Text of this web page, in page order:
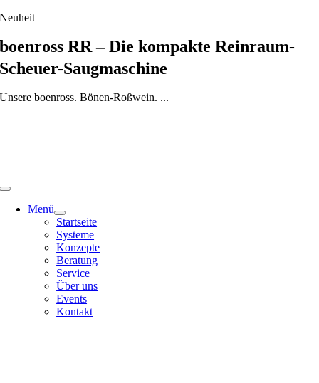
Skip
content
Menü
Startseite
Systeme
Konzepte
Beratung
Service
Über uns
Events
Kontakt
Neuheit
boenross RR – Die kompakte Reinraum-
Scheuer-Saugmaschine
Unsere boenross. Bönen-Roßwein. ...